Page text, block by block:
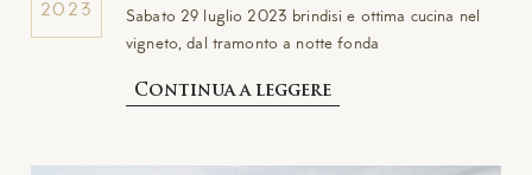
2023
Sabato 29 luglio 2023 brindisi e ottima cucina nel
vigneto, dal tramonto a notte fonda
Continua a leggere